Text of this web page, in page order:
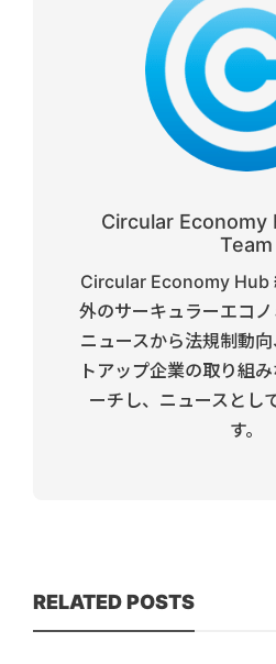
Circular Economy
Team
Circular Economy Hub
外のサーキュラーエコ
ニュースから法規制動
トアップ企業の取り組
ーチし、ニュースとし
す。
RELATED POSTS